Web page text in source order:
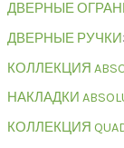
ДВЕРНЫЕ
ДВЕРНЫЕ РУЧКИ
КОЛЛЕКЦИЯ
НАКЛАДКИ
КОЛЛЕКЦИЯ